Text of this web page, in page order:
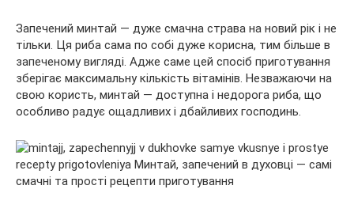
Запечений минтай — дуже смачна страва на новий рік і не
тільки. Ця риба сама по собі дуже корисна, тим більше в
запеченому вигляді. Адже саме цей спосіб приготування
зберігає максимальну кількість вітамінів. Незважаючи на
свою користь, минтай — доступна і недорога риба, що
особливо радує ощадливих і дбайливих господинь.